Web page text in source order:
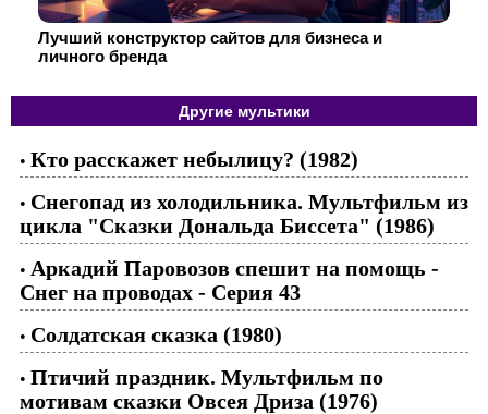
Лучший конструктор сайтов для бизнеса и
личного бренда
Другие мультики
• Кто расскажет небылицу? (1982)
• Снегопад из холодильника. Мультфильм из
цикла "Сказки Дональда Биссета" (1986)
• Аркадий Паровозов спешит на помощь -
Снег на проводах - Cерия 43
• Солдатская сказка (1980)
• Птичий праздник. Мультфильм по
мотивам сказки Овсея Дриза (1976)